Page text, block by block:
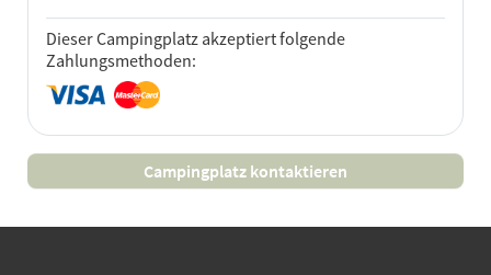
Dieser Campingplatz akzeptiert folgende
Zahlungsmethoden:
Campingplatz kontaktieren